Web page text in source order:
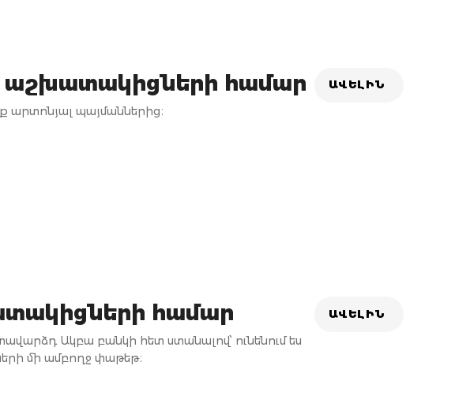
աշխատակիցների համար
պայմաններից։
ԱՎԵԼԻՆ
համար
Ակբա բանկի հետ ստանալով՝ ունենում ես
մի ամբողջ փաթեթ։
ԱՎԵԼԻՆ